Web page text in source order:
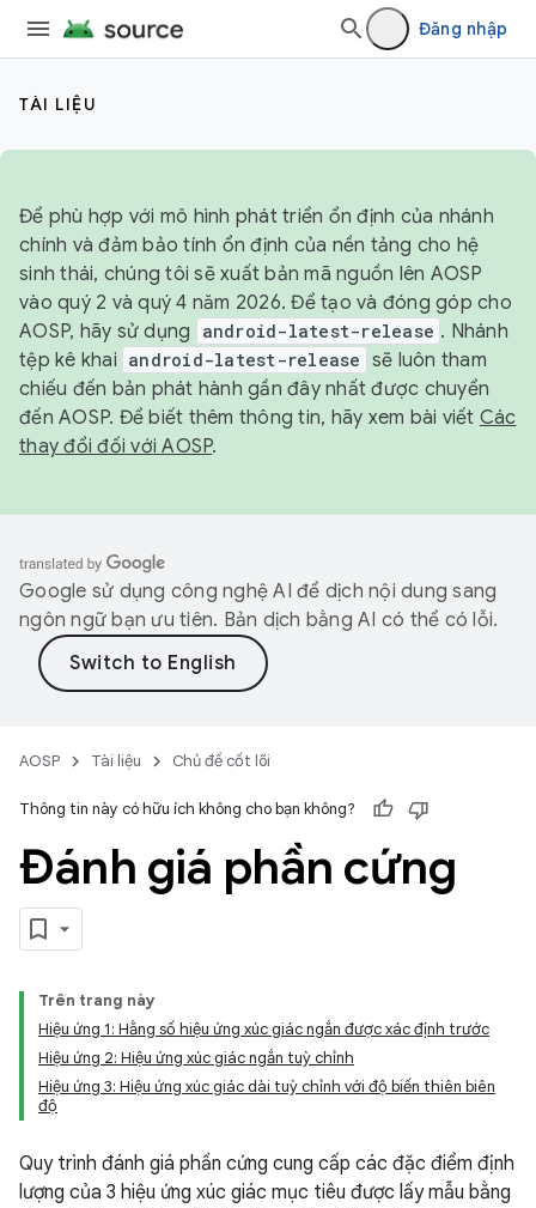
Đăng nhập
TÀI LIỆU
Để phù hợp với mô hình phát triển ổn định của nhánh
chính và đảm bảo tính ổn định của nền tảng cho hệ
sinh thái, chúng tôi sẽ xuất bản mã nguồn lên AOSP
vào quý 2 và quý 4 năm 2026. Để tạo và đóng góp cho
AOSP, hãy sử dụng
android-latest-release . Nhánh
tệp kê khai android-latest-release sẽ luôn tham
chiếu đến bản phát hành gần đây nhất được chuyển
đến AOSP. Để biết thêm thông tin, hãy xem bài viết Các
thay đổi đối với AOSP.
Google sử dụng công nghệ AI để dịch nội dung sang
ngôn ngữ bạn ưu tiên. Bản dịch bằng AI có thể có lỗi.
AOSP Tài liệu Chủ đề cốt lõi
Thông tin này có hữu ích không cho bạn không?
Đánh giá phần cứng
Trên trang này
Hiệu ứng 1: Hằng số hiệu ứng xúc giác ngắn được xác định trước
Hiệu ứng 2: Hiệu ứng xúc giác ngắn tuỳ chỉnh
Hiệu ứng 3: Hiệu ứng xúc giác dài tuỳ chỉnh với độ biến thiên biên
độ
Quy trình đánh giá phần cứng cung cấp các đặc điểm định
lượng của 3 hiệu ứng xúc giác mục tiêu được lấy mẫu bằng